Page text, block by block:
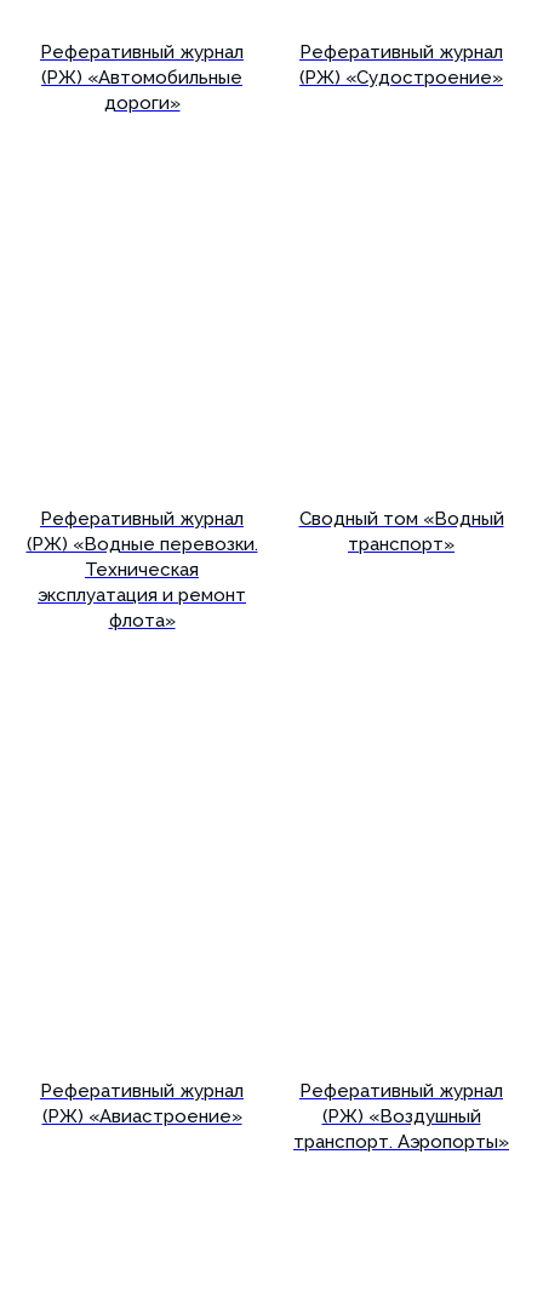
Реферативный журнал
(РЖ) «Автомобильные
дороги»
Реферативный журнал
(РЖ) «Судостроение»
Реферативный журнал
(РЖ) «Водные перевозки.
Техническая
эксплуатация и ремонт
флота»
Сводный том «Водный
транспорт»
Реферативный журнал
(РЖ) «Авиастроение»
Реферативный журнал
(РЖ) «Воздушный
транспорт. Аэропорты»